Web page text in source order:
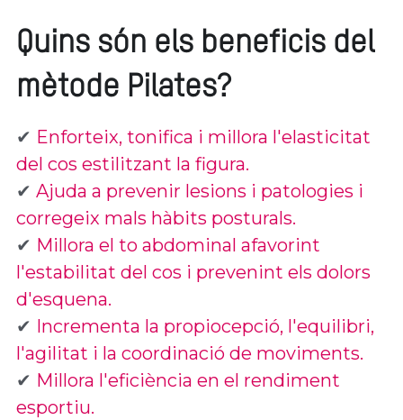
Quins són els beneficis del
mètode Pilates?
✔ Enforteix, tonifica i millora l'elasticitat
del cos estilitzant la figura.
✔ Ajuda a prevenir lesions i patologies i
corregeix mals hàbits posturals.
✔ Millora el to abdominal afavorint
l'estabilitat del cos i prevenint els dolors
d'esquena.
✔ Incrementa la propiocepció, l'equilibri,
l'agilitat i la coordinació de moviments.
✔ Millora l'eficiència en el rendiment
esportiu.